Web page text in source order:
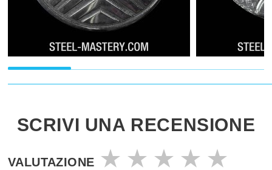
SCRIVI UNA RECENSIONE
VALUTAZIONE